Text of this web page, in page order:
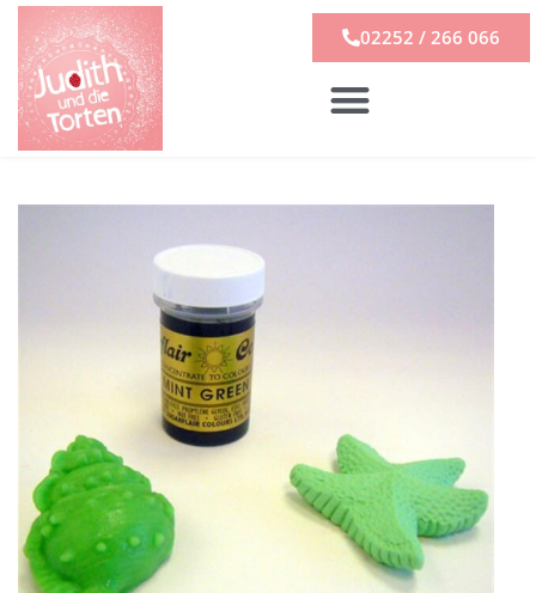
02252 / 266 066